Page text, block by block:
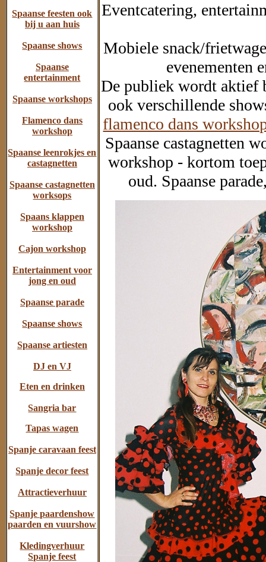
Spaanse feesten ook
bij u aan huis
Spaanse shows
Spaanse
entertainment
Spaanse workshops
Flamenco dans
workshop
Spaanse leenrokjes en
castagnetten
Spaanse castagnetten
worksops
Spaans klappen
workshop
Cajon workshop
Entertainment voor
jong en oud
Spaanse parade
Spaanse shows
Spaanse artiesten
DJ en VJ
Eten en drinken
Sangria bar
Tapas wagen
Spanje caravaan feest
Spanje decor feest
Attractieverhuur
Spanje paardenshow
paarden en vuurshow
Kledingverhuur
Spanje feest
Eventcatering,
Mobiele snack/
evenementen
De publiek wordt aktief
ook verschillende
flamenco dans
Spaanse castagnetten
workshop - kortom
oud. Spaanse